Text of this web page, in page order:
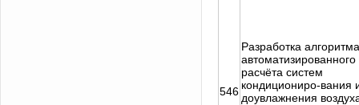
546
Разработка алгоритма
автоматизированного
расчёта систем
кондициониро-вания
доувлажнения